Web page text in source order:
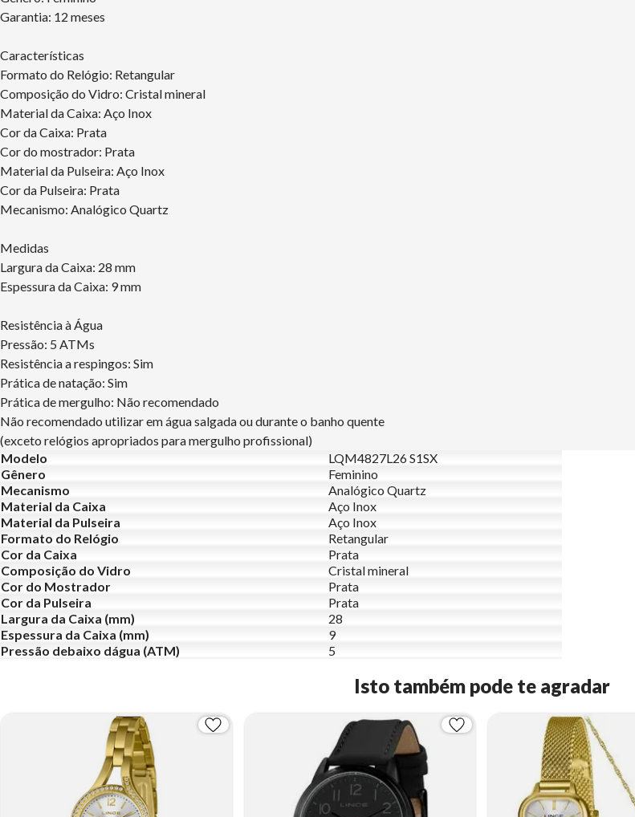
Garantia: 12 meses
Características
Formato do Relógio: Retangular
Composição do Vidro: Cristal mineral
Material da Caixa: Aço Inox
Cor da Caixa: Prata
Cor do mostrador: Prata
Material da Pulseira: Aço Inox
Cor da Pulseira: Prata
Mecanismo: Analógico Quartz
Medidas
Largura da Caixa: 28 mm
Espessura da Caixa: 9 mm
Resistência à Água
Pressão: 5 ATMs
Resistência a respingos: Sim
Prática de natação: Sim
Prática de mergulho: Não recomendado
Não recomendado utilizar em água salgada ou durante o banho quente
(exceto relógios apropriados para mergulho profissional)
Modelo
LQM4827L26 S1SX
Gênero
Feminino
Mecanismo
Analógico Quartz
Material da Caixa
Aço Inox
Material da Pulseira
Aço Inox
Formato do Relógio
Retangular
Cor da Caixa
Prata
Composição do Vidro
Cristal mineral
Cor do Mostrador
Prata
Cor da Pulseira
Prata
Largura da Caixa (mm)
28
Espessura da Caixa (mm)
9
Pressão debaixo dágua (ATM)
5
Isto também pode te agradar